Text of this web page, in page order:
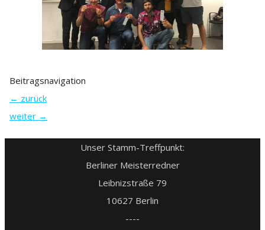
Beitragsnavigation
← zurück
weiter →
Unser Stamm-Treffpunkt:
Berliner Meisterredner
Leibnizstraße 79
10627 Berlin
----